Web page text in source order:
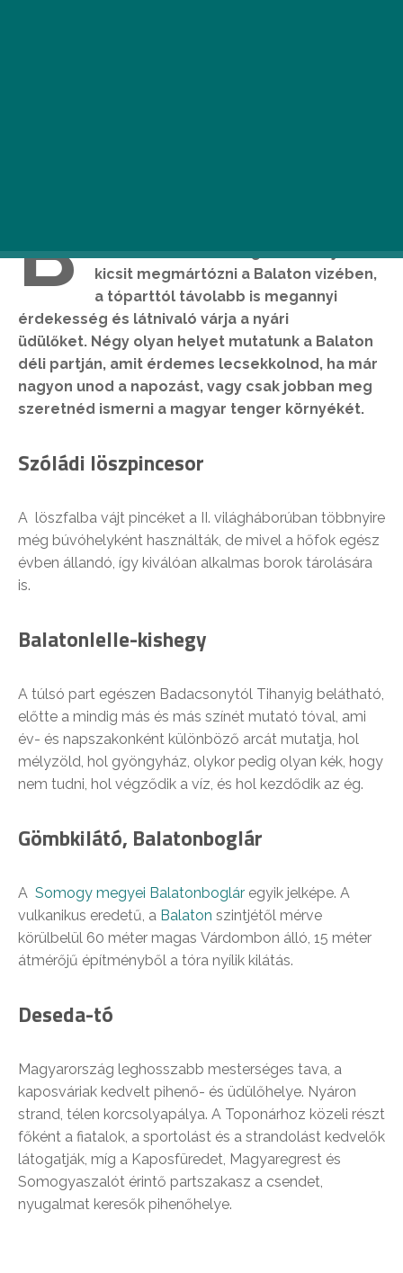
B
strandra, süttetni magunkat, majd
kicsit megmártózni a Balaton vizében,
a tóparttól távolabb is megannyi
érdekesség és látnivaló várja a nyári
üdülőket. Négy olyan helyet mutatunk a Balaton
déli partján, amit érdemes lecsekkolnod, ha már
nagyon unod a napozást, vagy csak jobban meg
szeretnéd ismerni a magyar tenger környékét.
Szóládi löszpincesor
A löszfalba vájt pincéket a II. világháborúban többnyire
még búvóhelyként használták, de mivel a hőfok egész
évben állandó, így kiválóan alkalmas borok tárolására
is.
Balatonlelle-kishegy
A túlsó part egészen Badacsonytól Tihanyig belátható,
előtte a mindig más és más színét mutató tóval, ami
év- és napszakonként különböző arcát mutatja, hol
mélyzöld, hol gyöngyház, olykor pedig olyan kék, hogy
nem tudni, hol végződik a víz, és hol kezdődik az ég.
Gömbkilátó, Balatonboglár
A Somogy megyei Balatonboglár egyik jelképe. A
vulkanikus eredetű, a Balaton szintjétől mérve
körülbelül 60 méter magas Várdombon álló, 15 méter
átmérőjű építményből a tóra nyílik kilátás.
Deseda-tó
Magyarország leghosszabb mesterséges tava, a
kaposváriak kedvelt pihenő- és üdülőhelye. Nyáron
strand, télen korcsolyapálya. A Toponárhoz közeli részt
főként a fiatalok, a sportolást és a strandolást kedvelők
látogatják, míg a Kaposfüredet, Magyaregrest és
Somogyaszalót érintő partszakasz a csendet,
nyugalmat keresők pihenőhelye.